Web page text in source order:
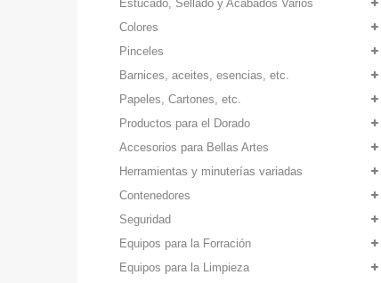
Estucado, Sellado y Acabados Varios
Colores
Pinceles
Barnices, aceites, esencias, etc.
Papeles, Cartones, etc.
Productos para el Dorado
Accesorios para Bellas Artes
Herramientas y minuterías variadas
Contenedores
Seguridad
Equipos para la Forración
Equipos para la Limpieza